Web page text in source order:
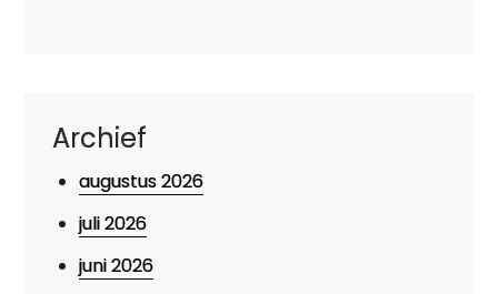
Archief
augustus 2026
juli 2026
juni 2026